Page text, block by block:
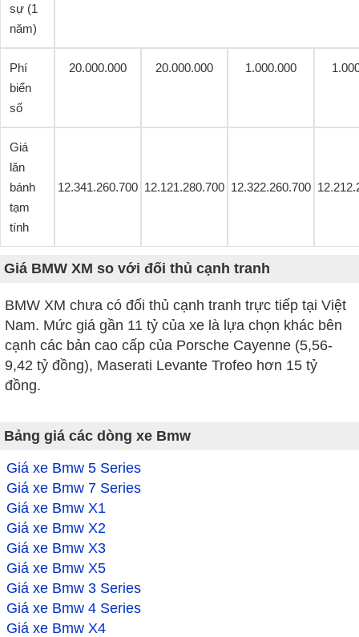
sự (1
năm)
Phí
biển
số
20.000.000 20.000.000 1.000.000
Giá
lăn
bánh
tạm
tính
12.341.260.700 12.121.280.700 12.322.260.700
Giá BMW XM so với đối thủ cạnh tranh
BMW XM chưa có đối thủ cạnh tranh trực tiếp tại Việt
Nam. Mức giá gần 11 tỷ của xe là lựa chọn khác bên
cạnh các bản cao cấp của Porsche Cayenne (5,56-
9,42 tỷ đồng), Maserati Levante Trofeo hơn 15 tỷ
đồng.
Bảng giá các dòng xe Bmw
Giá xe Bmw 5 Series
Giá xe Bmw 7 Series
Giá xe Bmw X1
Giá xe Bmw X2
Giá xe Bmw X3
Giá xe Bmw X5
Giá xe Bmw 3 Series
Giá xe Bmw 4 Series
Giá xe Bmw X4